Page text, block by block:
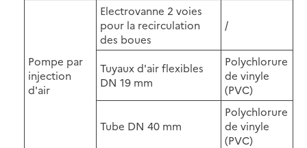
Pompe par
injection
d'air
Electrovanne 2 voies
pour la recirculation
des boues
/
Tuyaux d'air flexibles
DN 19 mm
Polychlorure
de vinyle
(PVC)
Tube DN 40 mm
Polychlorure
de vinyle
(PVC)